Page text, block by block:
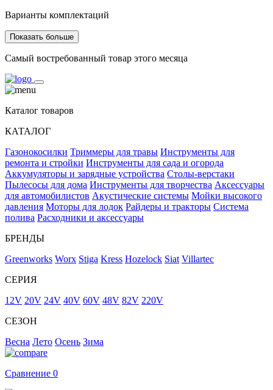
Варианты комплектаций
Показать больше
Самый востребованный товар этого месяца
Каталог товаров
КАТАЛОГ
Газонокосилки Триммеры для травы Инструменты для
ремонта и стройки Инструменты для сада и огорода
Аккумуляторы и зарядные устройства Столы-верстаки
Пылесосы для дома Инструменты для творчества Аксессуары
для автомобилистов Акустические системы Мойки высокого
давления Моторы для лодок Райдеры и тракторы Система
полива Расходники и аксессуары
БРЕНДЫ
Greenworks Worx Stiga Kress Hozelock Siat Villartec
СЕРИЯ
12V 20V 24V 40V 60V 48V 82V 220V
СЕЗОН
Весна Лето Осень Зима
Сравнение 0